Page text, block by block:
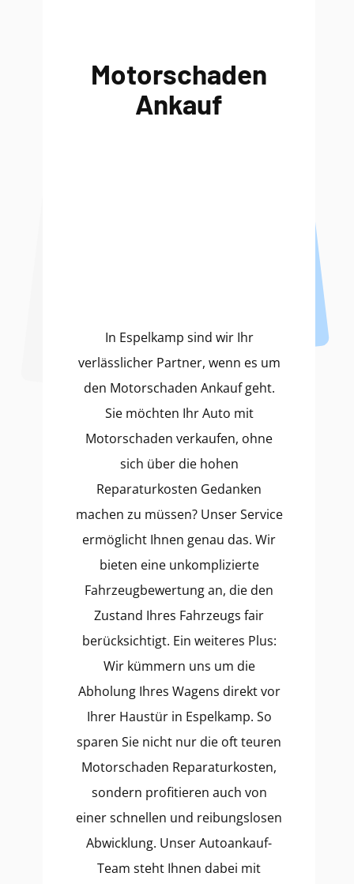
Motorschaden
Ankauf
In Espelkamp sind wir Ihr
verlässlicher Partner, wenn es um
den Motorschaden Ankauf geht.
Sie möchten Ihr Auto mit
Motorschaden verkaufen, ohne
sich über die hohen
Reparaturkosten Gedanken
machen zu müssen? Unser Service
ermöglicht Ihnen genau das. Wir
bieten eine unkomplizierte
Fahrzeugbewertung an, die den
Zustand Ihres Fahrzeugs fair
berücksichtigt. Ein weiteres Plus:
Wir kümmern uns um die
Abholung Ihres Wagens direkt vor
Ihrer Haustür in Espelkamp. So
sparen Sie nicht nur die oft teuren
Motorschaden Reparaturkosten,
sondern profitieren auch von
einer schnellen und reibungslosen
Abwicklung. Unser Autoankauf-
Team steht Ihnen dabei mit